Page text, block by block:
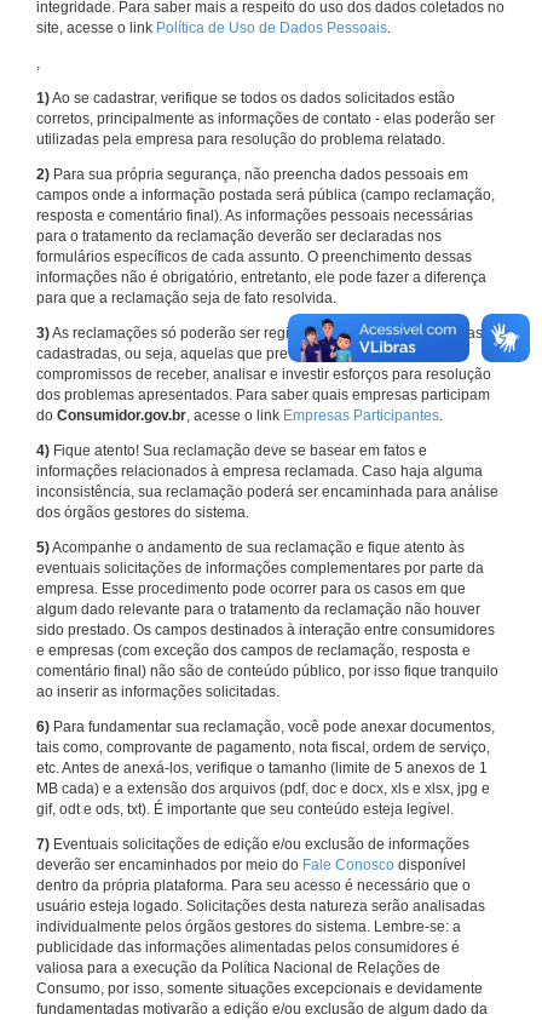
integridade. Para saber mais a respeito do uso dos dados coletados no
site, acesse o link Política de Uso de Dados Pessoais.
,
1)Ao se cadastrar, verifique se todos os dados solicitados estão
corretos, principalmente as informações de contato - elas poderão ser
utilizadas pela empresa para resolução do problema relatado.
2) Para sua própria segurança, não preencha dados pessoais em
campos onde a informação postada será pública (campo reclamação,
resposta e comentário final). As informações pessoais necessárias
para o tratamento da reclamação deverão ser declaradas nos
formulários específicos de cada assunto. O preenchimento dessas
informações não é obrigatório, entretanto, ele pode fazer a diferença
para que a reclamação seja de fato resolvida.
3)As reclamações só poderão ser registradas em face de empresas
cadastradas, ou seja, aquelas que previamente assumiram
compromissos de receber, analisar e investir esforços para resolução
dos problemas apresentados. Para saber quais empresas participam
do Consumidor.gov.br, acesse o link Empresas Participantes.
4) Fique atento! Sua reclamação deve se basear em fatos e
informações relacionados à empresa reclamada. Caso haja alguma
inconsistência, sua reclamação poderá ser encaminhada para análise
dos órgãos gestores do sistema.
5)Acompanhe o andamento de sua reclamação e fique atento às
eventuais solicitações de informações complementares por parte da
empresa. Esse procedimento pode ocorrer para os casos em que
algum dado relevante para o tratamento da reclamação não houver
sido prestado. Os campos destinados à interação entre consumidores
e empresas (com exceção dos campos de reclamação, resposta e
comentário final) não são de conteúdo público, por isso fique tranquilo
ao inserir as informações solicitadas.
6) Para fundamentar sua reclamação, você pode anexar documentos,
tais como, comprovante de pagamento, nota fiscal, ordem de serviço,
etc. Antes de anexá-los, verifique o tamanho (limite de 5 anexos de 1
MB cada) e a extensão dos arquivos (pdf, doc e docx, xls e xlsx, jpg e
gif, odt e ods, txt). É importante que seu conteúdo esteja legível.
7) Eventuais solicitações de edição e/ou exclusão de informações
deverão ser encaminhados por meio do Fale Conosco disponível
dentro da própria plataforma. Para seu acesso é necessário que o
usuário esteja logado. Solicitações desta natureza serão analisadas
individualmente pelos órgãos gestores do sistema. Lembre-se: a
publicidade das informações alimentadas pelos consumidores é
valiosa para a execução da Política Nacional de Relações de
Consumo, por isso, somente situações excepcionais e devidamente
fundamentadas motivarão a edição e/ou exclusão de algum dado da